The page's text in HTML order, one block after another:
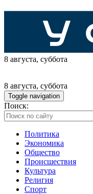
8 августа, суббота
8 августа, суббота
Toggle navigation
Поиск:
Политика
Экономика
Общество
Происшествия
Культура
Религия
Спорт